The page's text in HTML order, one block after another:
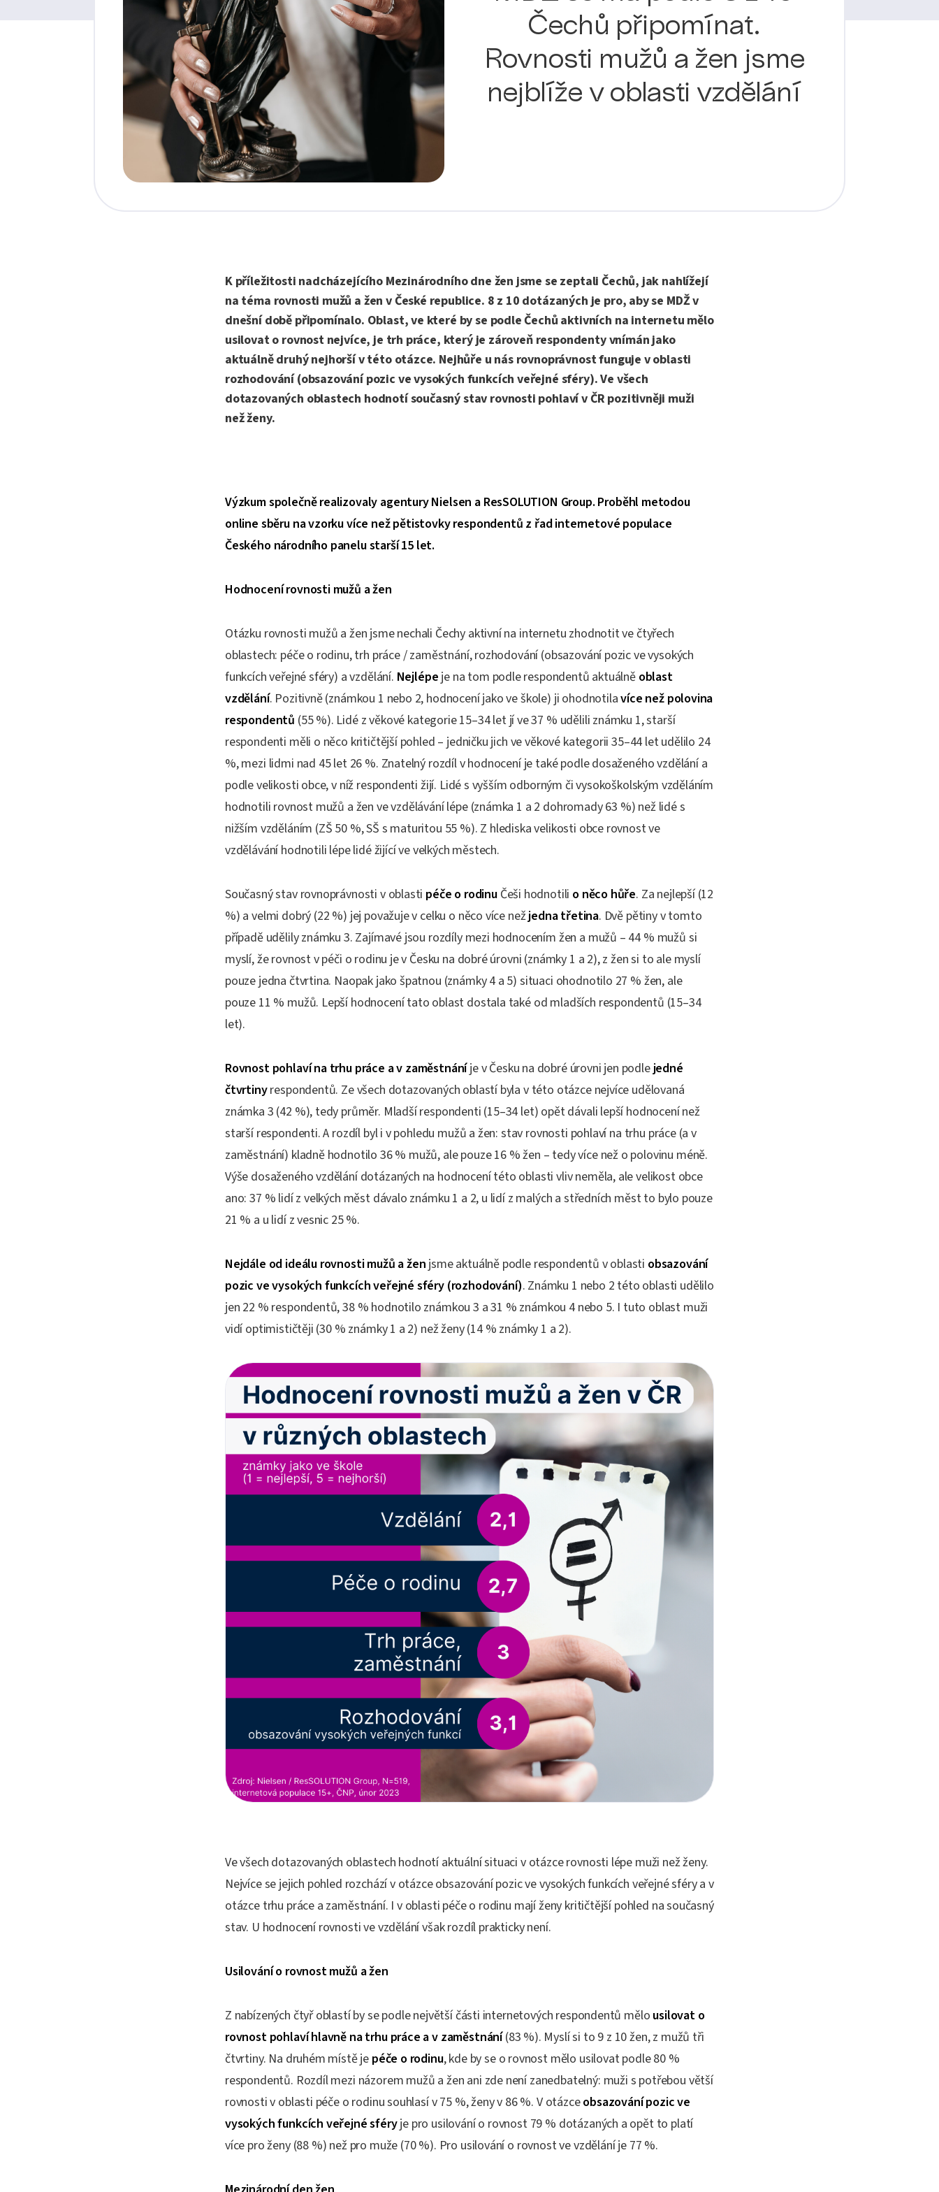
Čechů připomínat.
Rovnosti mužů a žen jsme
nejblíže v oblasti vzdělání
K příležitosti nadcházejícího Mezinárodního dne žen jsme se zeptali Čechů, jak nahlížejí
na téma rovnosti mužů a žen v České republice. 8 z 10 dotázaných je pro, aby se MDŽ v
dnešní době připomínalo. Oblast, ve které by se podle Čechů aktivních na internetu mělo
usilovat o rovnost nejvíce, je trh práce, který je zároveň respondenty vnímán jako
aktuálně druhý nejhorší v této otázce. Nejhůře u nás rovnoprávnost funguje v oblasti
rozhodování (obsazování pozic ve vysokých funkcích veřejné sféry). Ve všech
dotazovaných oblastech hodnotí současný stav rovnosti pohlaví v ČR pozitivněji muži
než ženy.
Výzkum společně realizovaly agentury Nielsen a ResSOLUTION Group. Proběhl metodou
online sběru na vzorku více než pětistovky respondentů z řad internetové populace
Českého národního panelu starší 15 let.
Hodnocení rovnosti mužů a žen
Otázku rovnosti mužů a žen jsme nechali Čechy aktivní na internetu zhodnotit ve čtyřech
oblastech: péče o rodinu, trh práce / zaměstnání, rozhodování (obsazování pozic ve vysokých
funkcích veřejné sféry) a vzdělání. Nejlépe je na tom podle respondentů aktuálněoblast
vzdělání. Pozitivně (známkou 1 nebo 2, hodnocení jako ve škole) ji ohodnotilavíce než polovina
respondentů (55 %). Lidé z věkové kategorie 15–34 let jí ve 37 % udělili známku 1, starší
respondenti měli o něco kritičtější pohled – jedničku jich ve věkové kategorii 35–44 let udělilo 24
%, mezi lidmi nad 45 let 26 %. Znatelný rozdíl v hodnocení je také podle dosaženého vzdělání a
podle velikosti obce, v níž respondenti žijí. Lidé s vyšším odborným či vysokoškolským vzděláním
hodnotili rovnost mužů a žen ve vzdělávání lépe (známka 1 a 2 dohromady 63 %) než lidé s
nižším vzděláním (ZŠ 50 %, SŠ s maturitou 55 %). Z hlediska velikosti obce rovnost ve
vzdělávání hodnotili lépe lidé žijící ve velkých městech.
Současný stav rovnoprávnosti v oblasti péče o rodinuČeši hodnotili o něco hůře. Za nejlepší (12
%) a velmi dobrý (22 %) jej považuje v celku o něco více nežjedna třetina. Dvě pětiny v tomto
případě udělily známku 3. Zajímavé jsou rozdíly mezi hodnocením žen a mužů – 44 % mužů si
myslí, že rovnost v péči o rodinu je v Česku na dobré úrovni (známky 1 a 2), z žen si to ale myslí
pouze jedna čtvrtina. Naopak jako špatnou (známky 4 a 5) situaci ohodnotilo 27 % žen, ale
pouze 11 % mužů. Lepší hodnocení tato oblast dostala také od mladších respondentů (15–34
let).
Rovnost pohlaví na trhu práce a v zaměstnáníje v Česku na dobré úrovni jen podlejedné
čtvrtinyrespondentů. Ze všech dotazovaných oblastí byla v této otázce nejvíce udělovaná
známka 3 (42 %), tedy průměr. Mladší respondenti (15–34 let) opět dávali lepší hodnocení než
starší respondenti. A rozdíl byl i v pohledu mužů a žen: stav rovnosti pohlaví na trhu práce (a v
zaměstnání) kladně hodnotilo 36 % mužů, ale pouze 16 % žen – tedy více než o polovinu méně.
Výše dosaženého vzdělání dotázaných na hodnocení této oblasti vliv neměla, ale velikost obce
ano: 37 % lidí z velkých měst dávalo známku 1 a 2, u lidí z malých a středních měst to bylo pouze
21 % a u lidí z vesnic 25 %.
Nejdále od ideálu rovnosti mužů a žen jsme aktuálně podle respondentů v oblasti obsazování
pozic ve vysokých funkcích veřejné sféry (rozhodování). Známku 1 nebo 2 této oblasti udělilo
jen 22 % respondentů, 38 % hodnotilo známkou 3 a 31 % známkou 4 nebo 5. I tuto oblast muži
vidí optimističtěji (30 % známky 1 a 2) než ženy (14 % známky 1 a 2).
Ve všech dotazovaných oblastech hodnotí aktuální situaci v otázce rovnosti lépe muži než ženy.
Nejvíce se jejich pohled rozchází v otázce obsazování pozic ve vysokých funkcích veřejné sféry a v
otázce trhu práce a zaměstnání. I v oblasti péče o rodinu mají ženy kritičtější pohled na současný
stav. U hodnocení rovnosti ve vzdělání však rozdíl prakticky není.
Usilování o rovnost mužů a žen
Z nabízených čtyř oblastí by se podle největší části internetových respondentů mělo usilovat o
rovnost pohlaví hlavně na trhu práce a v zaměstnání(83 %). Myslí si to 9 z 10 žen, z mužů tři
čtvrtiny. Na druhém místě je péče o rodinu, kde by se o rovnost mělo usilovat podle 80 %
respondentů. Rozdíl mezi názorem mužů a žen ani zde není zanedbatelný: muži s potřebou větší
rovnosti v oblasti péče o rodinu souhlasí v 75 %, ženy v 86 %. V otázceobsazování pozic ve
vysokých funkcích veřejné sféryje pro usilování o rovnost 79 % dotázaných a opět to platí
více pro ženy (88 %) než pro muže (70 %). Pro usilování o rovnost ve vzdělání je 77 %.